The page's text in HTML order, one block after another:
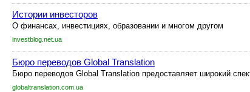
Истории инвесторов
О финансах, инвестициях, образовании и многом другом
investblog.net.ua
Бюро переводов Global Translation
Бюро переводов Global Translation предоставляет широкий
globaltranslation.com.ua